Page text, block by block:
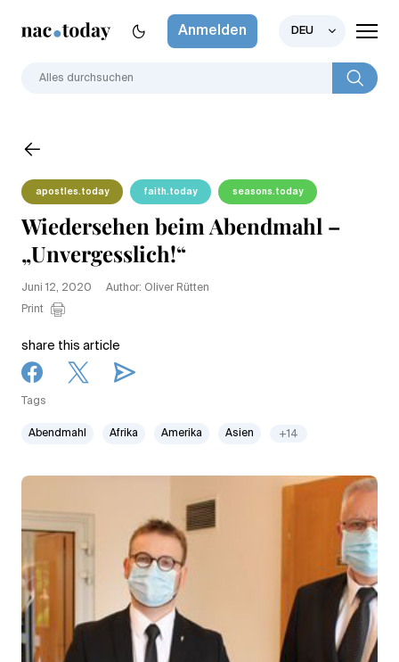
Anmelden DEU
apostles.today faith.today seasons.today
Wiedersehen beim Abendmahl –
„Unvergesslich!“
Juni 12, 2020
Author: Oliver Rütten
Print
share this article
Tags
Abendmahl Afrika Amerika Asien +14